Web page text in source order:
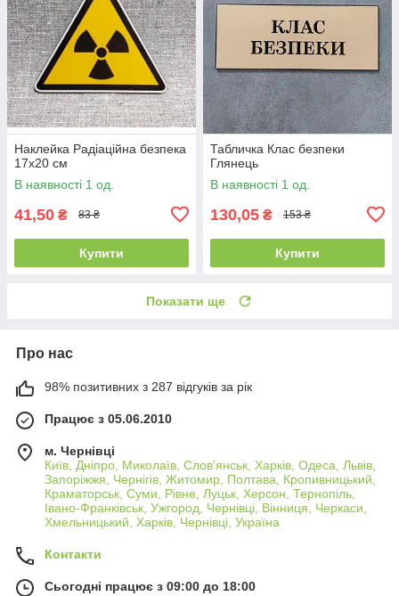
Наклейка Радіаційна безпека
17х20 см
В наявності 1 од.
41,50 ₴ 83 ₴
Купити
Табличка Клас безпеки
Глянець
В наявності 1 од.
130,05 ₴ 153 ₴
Купити
Показати ще
Про нас
98% позитивних з 287 відгуків за рік
Працює з 05.06.2010
м. Чернівці
Київ, Дніпро, Миколаїв, Слов'янськ, Харків, Одеса, Львів,
Запоріжжя, Чернігів, Житомир, Полтава, Кропивницький,
Краматорськ, Суми, Рівне, Луцьк, Херсон, Тернопіль,
Івано-Франківськ, Ужгород, Чернівці, Вінниця, Черкаси,
Хмельницький, Харків, Чернівці, Україна
Контакти
Сьогодні працює з 09:00 до 18:00